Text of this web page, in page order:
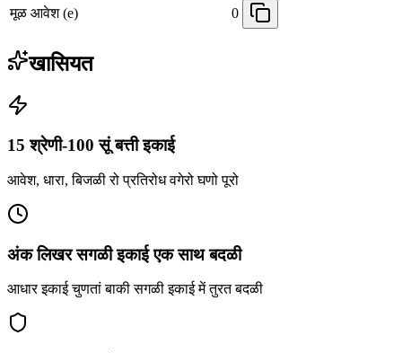
मूळ आवेश (e) 0
खासियत
15 श्रेणी-100 सूं बत्ती इकाई
आवेश, धारा, बिजळी रो प्रतिरोध वगेरो घणो पूरो
अंक लिखर सगळी इकाई एक साथ बदळी
आधार इकाई चुणतां बाकी सगळी इकाई में तुरत बदळी